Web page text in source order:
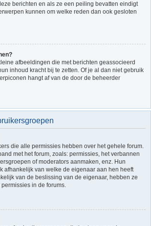
berichten en als ze een peiling bevatten eindigt
kunnen om welke reden dan ook gesloten
afbeeldingen die met berichten geassocieerd
inhoud kracht bij te zetten. Of je al dan niet gebruik
hangt af van de door de beheerder
die alle permissies hebben over het gehele forum.
met het forum, zoals: permissies, het verbannen
of moderators aanmaken, enz. Hun
afhankelijk van welke de eigenaar aan hen heeft
van de beslissing van de eigenaar, hebben ze
in de forums.